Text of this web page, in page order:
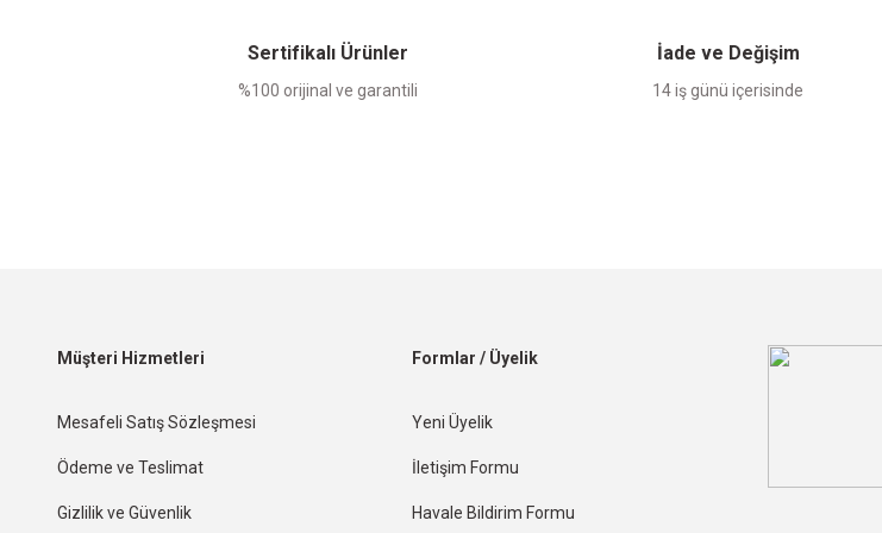
Sertifikalı Ürünler
%100 orijinal ve garantili
İade ve Değişim
14 iş günü içerisinde
Müşteri Hizmetleri
Mesafeli Satış Sözleşmesi
Ödeme ve Teslimat
Gizlilik ve Güvenlik
Formlar / Üyelik
Yeni Üyelik
İletişim Formu
Havale Bildirim Formu